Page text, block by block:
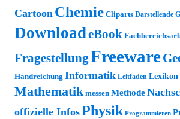
Cartoon Chemie Cliparts Darstellende
DownloadeBook
FragestellungFreeware
Handreichung Informatik Leitfaden Lexikon
Mathematik messen Methode
offizielle InfosPhysik Programmieren